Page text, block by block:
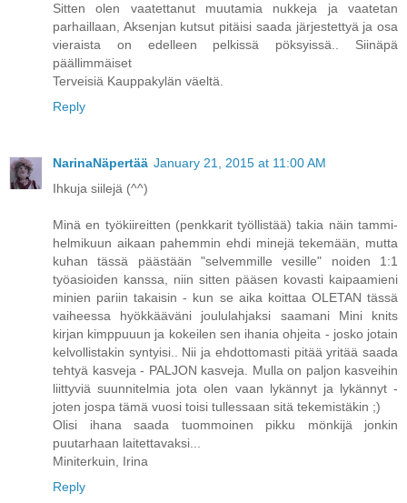
Sitten olen vaatettanut muutamia nukkeja ja vaatetan
parhaillaan, Aksenjan kutsut pitäisi saada järjestettyä ja osa
vieraista on edelleen pelkissä pöksyissä.. Siinäpä
päällimmäiset
Terveisiä Kauppakylän väeltä.
Reply
NarinaNäpertää January 21, 2015 at 11:00 AM
Ihkuja siilejä (^^)
Minä en työkiireitten (penkkarit työllistää) takia näin tammi-
helmikuun aikaan pahemmin ehdi minejä tekemään, mutta
kuhan tässä päästään "selvemmille vesille" noiden 1:1
työasioiden kanssa, niin sitten pääsen kovasti kaipaamieni
minien pariin takaisin - kun se aika koittaa OLETAN tässä
vaiheessa hyökkääväni joululahjaksi saamani Mini knits
kirjan kimppuuun ja kokeilen sen ihania ohjeita - josko jotain
kelvollistakin syntyisi.. Nii ja ehdottomasti pitää yritää saada
tehtyä kasveja - PALJON kasveja. Mulla on paljon kasveihin
liittyviä suunnitelmia jota olen vaan lykännyt ja lykännyt -
joten jospa tämä vuosi toisi tullessaan sitä tekemistäkin ;)
Olisi ihana saada tuommoinen pikku mönkijä jonkin
puutarhaan laitettavaksi...
Miniterkuin, Irina
Reply